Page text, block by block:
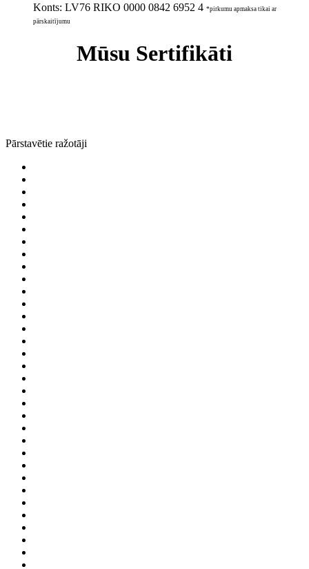
Konts: LV76 RIKO 0000 0842 6952 4 *pirkumu apmaksa tikai ar
pārskaitījumu
Mūsu Sertifikāti
Pārstavētie ražotāji